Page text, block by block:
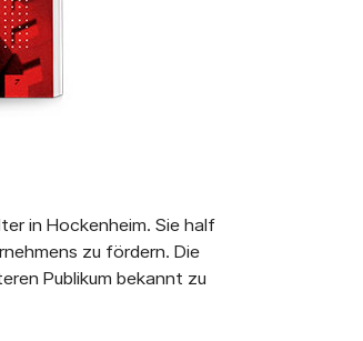
in Hockenheim. Sie half
zu fördern. Die
Publikum bekannt zu